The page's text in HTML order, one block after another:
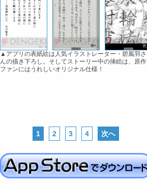
▲アプリの表紙絵は人気イラストレーター・碧風羽さ
んの描き下ろし。そしてストーリー中の挿絵は、原作
ファンにはうれしいオリジナル仕様！
1 2 3 4 次へ